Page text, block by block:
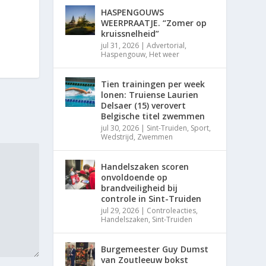
HASPENGOUWS
WEERPRAATJE. “Zomer op
kruissnelheid”
jul 31, 2026 |Advertorial,
Haspengouw, Het weer
Tien trainingen per week
lonen: Truiense Laurien
Delsaer (15) verovert
Belgische titel zwemmen
jul 30, 2026 | Sint-Truiden, Sport,
Wedstrijd, Zwemmen
Handelszaken scoren
onvoldoende op
brandveiligheid bij
controle in Sint-Truiden
jul 29, 2026 | Controleacties,
Handelszaken, Sint-Truiden
Burgemeester Guy Dumst
van Zoutleeuw bokst